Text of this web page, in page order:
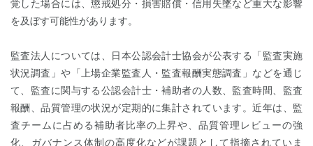
覚した場合には、懲戒処分・損害賠償・信用失墜など重大な影響
を及ぼす可能性があります。
監査法人については、日本公認会計士協会が公表する「監査実施
状況調査」や「上場企業監査人・監査報酬実態調査」などを通じ
て、監査に関与する公認会計士・補助者の人数、監査時間、監査
報酬、品質管理の状況が定期的に集計されています。近年は、監
査チームに占める補助者比率の上昇や、品質管理レビューの強
化、ガバナンス体制の高度化などが課題として指摘されていま